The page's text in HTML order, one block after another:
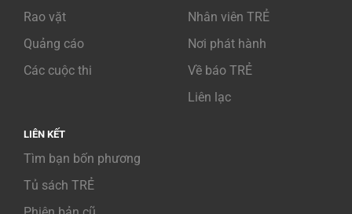
Rao vặt
Quảng cáo
Các cuộc thi
Nhân viên TRẺ
Nơi phát hành
Về báo TRẺ
Liên lạc
LIÊN KẾT
Tìm bạn bốn phương
Tủ sách TRẺ